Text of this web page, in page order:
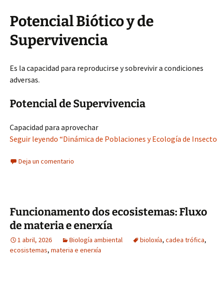
Potencial Biótico y de
Supervivencia
Es la capacidad para reproducirse y sobrevivir a condiciones
adversas.
Potencial de Supervivencia
Capacidad para aprovechar
Seguir leyendo “Dinámica de Poblaciones y Ecología de
Deja un comentario
Funcionamento dos ecosistemas: Fluxo
de materia e enerxía
1 abril, 2026 Biología ambiental bioloxía, cadea trófica,
ecosistemas, materia e enerxía